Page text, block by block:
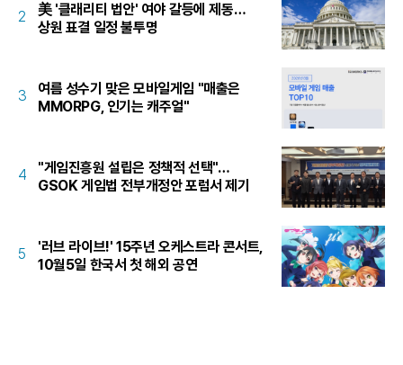
2
美 '클래리티 법안' 여야 갈등에 제동…
상원 표결 일정 불투명
3
여름 성수기 맞은 모바일게임 "매출은
MMORPG, 인기는 캐주얼"
4
"게임진흥원 설립은 정책적 선택"…
GSOK 게임법 전부개정안 포럼서 제기
5
'러브 라이브!' 15주년 오케스트라 콘서트,
10월5일 한국서 첫 해외 공연